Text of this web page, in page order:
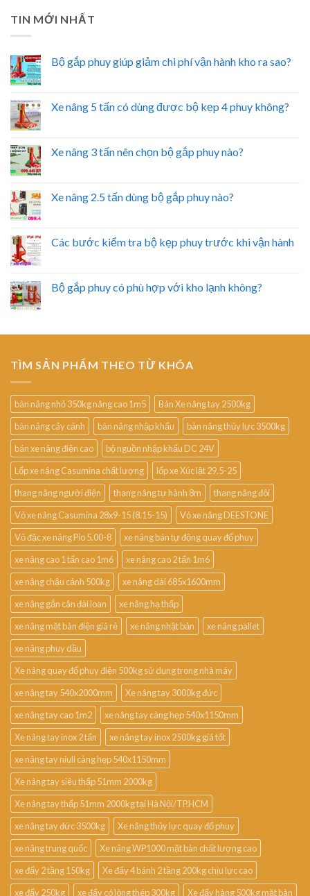
TIN MỚI NHẤT
Bộ gắp phuy giúp giảm chi phí vận hành kho ra sao?
Xe nâng 5 tấn có dùng được bộ kẹp 4 phuy không?
Xe nâng 3 tấn nên chọn bộ gắp phuy nào?
Xe nâng 2.5 tấn dùng bộ gắp phuy nào?
Các bước kiểm tra bộ kẹp phuy trước khi vận hành
Bộ gắp phuy có phù hợp với kho lạnh không?
TÌM SẢN PHẨM THEO TỪ KHÓA
bàn nâng nhỏ 350kg nâng cao 1m5
Bán Xe nâng tay 2500kg
bàn nâng cây cảnh
bàn nâng nhập khẩu
bàn nâng thủy lực 3500kg
bán xe nâng điện cao
bộ nguồn nhập khẩu DC 24V
Lốp xe nâng Casumina chất lượng
lốp xe Xúc lật 29.5-25
thang nâng người điện
thang nâng tự hành 8m
thang nâng đôi
Vỏ xe nâng Casumina 28x9-15 (8.15-15)
Vỏ xe nâng DEESTONE
Vỏ đặc xe nâng Pio 5.00-8
xe nâng bán tự động quay đổ phuy
xe nâng cao 1 tấn cao 1m6
xe nâng cao 2 tấn 1m6
xe nâng chậu cảnh 500kg
xe nâng dài 685x1600mm
xe nâng gắn cân đài loan
xe nâng hạ thấp
xe nâng mặt bàn điện giá rẻ
xe nâng nhật bản
xe nâng pallet
xe nâng phuy dầu
Xe nâng quay đổ phuy điện 500kg sử dụng trong nhà máy
xe nâng tay 540x2000mm
Xe nâng tay 3000kg đức
xe nâng tay cao 1m2
xe nâng tay càng hẹp 540x1150mm
Xe nâng tay inox 2 tấn
xe nâng tay inox 2500kg giá tốt
xe nâng tay niuli càng hẹp 540x1150mm
Xe nâng tay siêu thấp 51mm 2000kg
Xe nâng tay thấp 51mm 2000kg tại Hà Nội/TP.HCM
xe nâng tay đức 3500kg
Xe nâng thủy lực quay đổ phuy
xe nâng trung quốc
Xe nâng WP1000 mặt bàn chất lượng cao
xe đẩy 2 tầng 150kg
Xe đẩy 4 bánh 2 tầng 200kg chịu lực cao
xe đẩy 250kg
xe đẩy có lòng thép 300kg Xe đẩy hàng 500kg mặt bàn